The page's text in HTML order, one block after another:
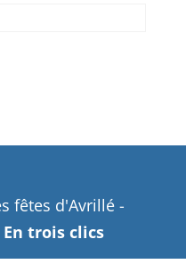
fêtes d'Avrillé -
En trois clics